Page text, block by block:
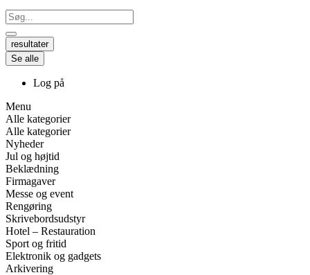
resultater
Se alle
Log på
Menu
Alle kategorier
Alle kategorier
Nyheder
Jul og højtid
Beklædning
Firmagaver
Messe og event
Rengøring
Skrivebordsudstyr
Hotel – Restauration
Sport og fritid
Elektronik og gadgets
Arkivering